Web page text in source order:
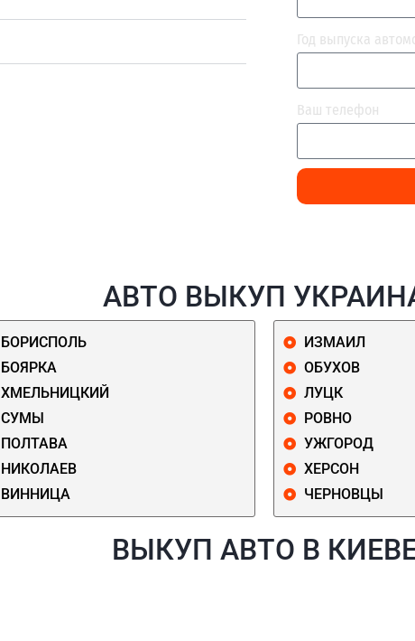
Год выпуска
Ваш телефон
АВТО ВЫКУП
БОРИСПОЛЬ
БОЯРКА
ХМЕЛЬНИЦКИЙ
СУМЫ
ПОЛТАВА
НИКОЛАЕВ
ВИННИЦА
ИЗМАИЛ
ОБУХОВ
ЛУЦК
РОВНО
УЖГОРОД
ХЕРСОН
ЧЕРНОВЦЫ
ВЫКУП АВТО В